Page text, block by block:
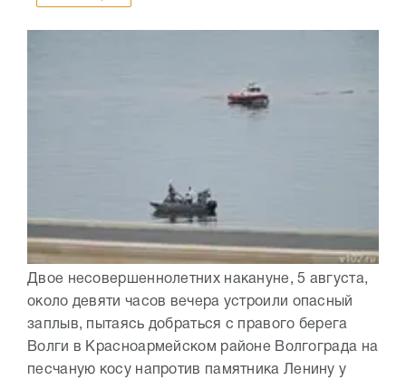
Двое несовершеннолетних накануне, 5 августа,
около девяти часов вечера устроили опасный
заплыв, пытаясь добраться с правого берега
Волги в Красноармейском районе Волгограда на
песчаную косу напротив памятника Ленину у